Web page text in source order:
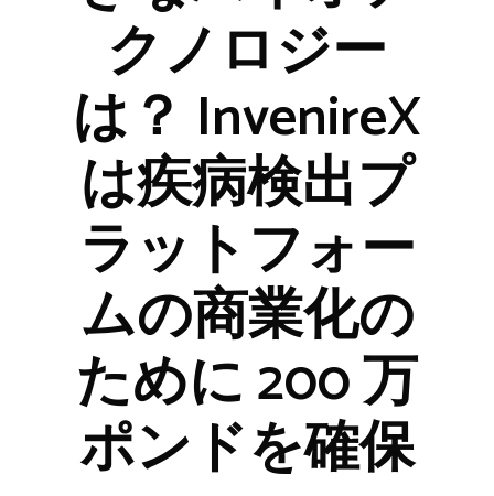
クノロジー
は？ InvenireX
は疾病検出プ
ラットフォー
ムの商業化の
ために 200 万
ポンドを確保